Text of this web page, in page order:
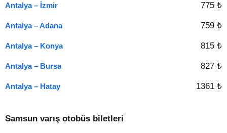
Antalya – İzmir 775 ₺
Antalya – Adana 759 ₺
Antalya – Konya 815 ₺
Antalya – Bursa 827 ₺
Antalya – Hatay 1361 ₺
Samsun varış otobüs biletleri